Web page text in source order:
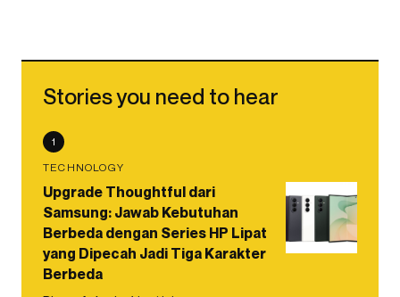
Stories you need to hear
1
TECHNOLOGY
Upgrade Thoughtful dari
Samsung: Jawab Kebutuhan
Berbeda dengan Series HP Lipat
yang Dipecah Jadi Tiga Karakter
Berbeda